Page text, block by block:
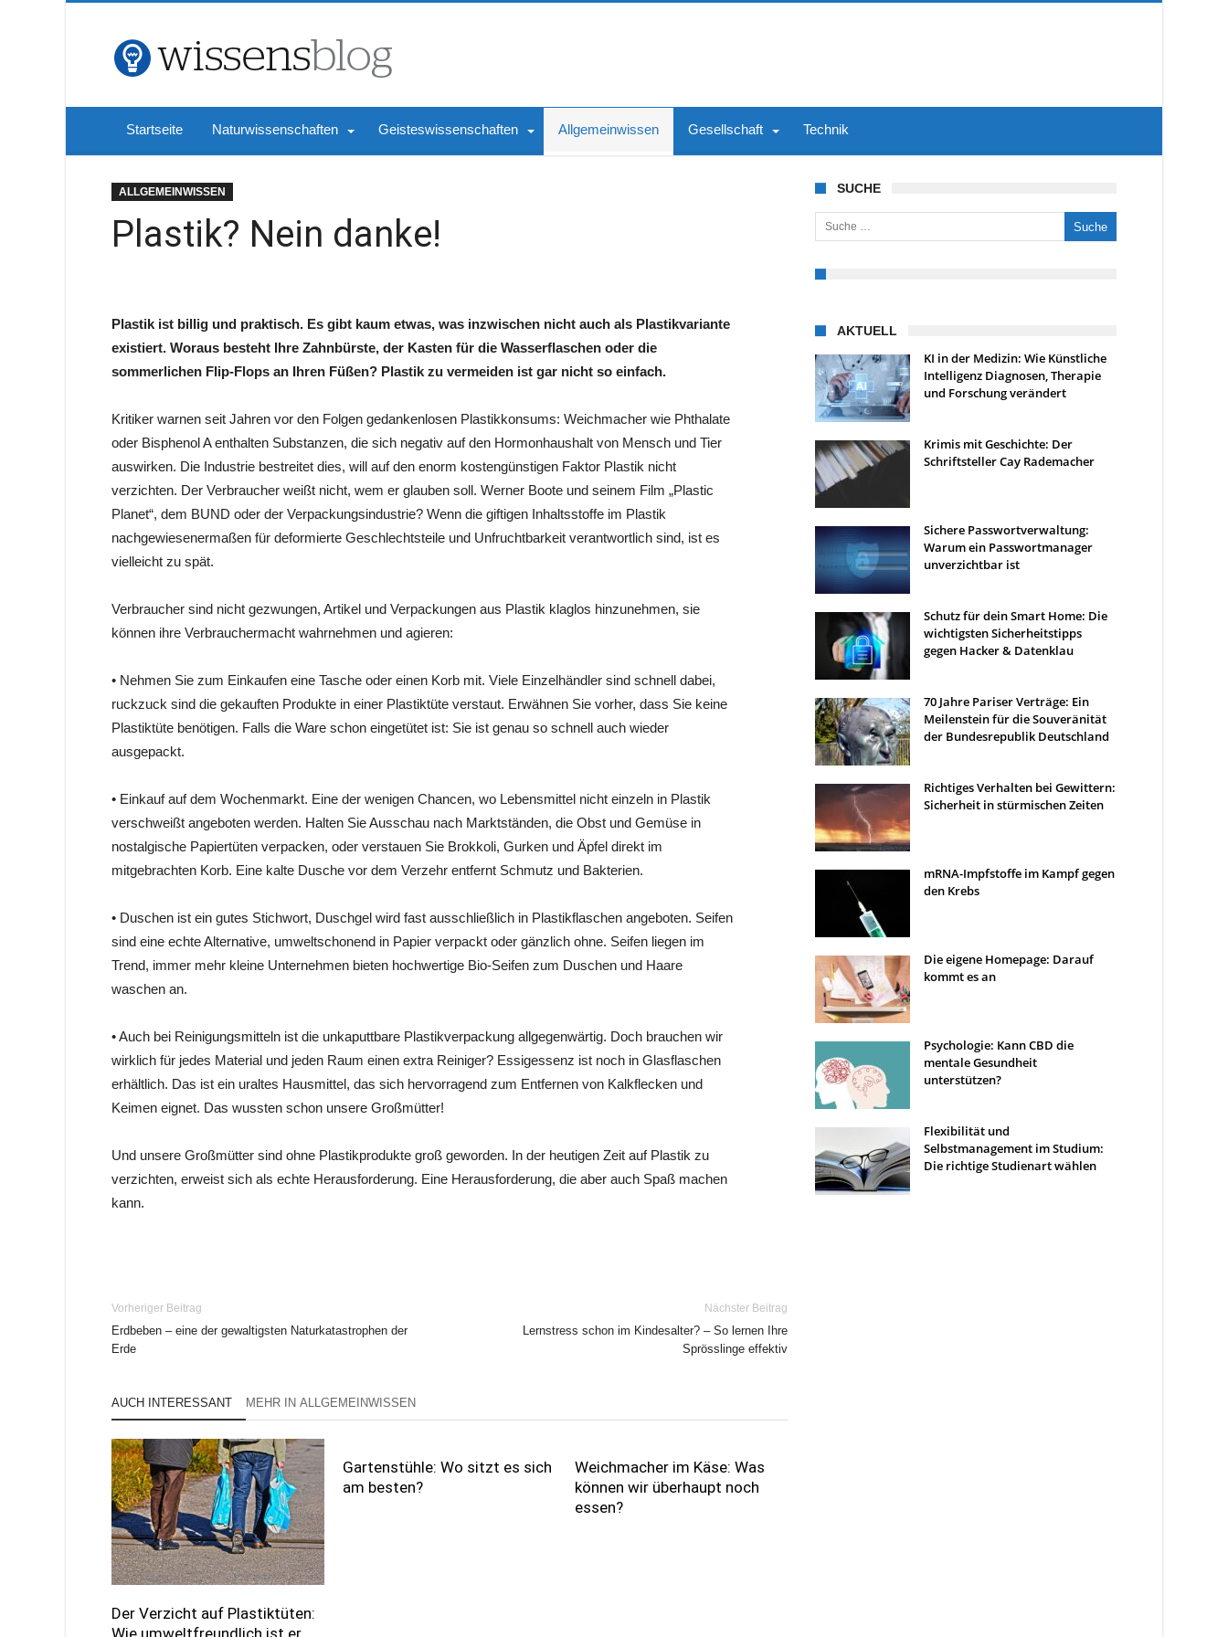
Startseite Naturwissenschaften Geisteswissenschaften Allgemeinwissen Gesellschaft Technik
ALLGEMEINWISSEN
Plastik? Nein danke!
Plastik ist billig und praktisch. Es gibt kaum etwas, was inzwischen nicht auch als Plastikvariante
existiert. Woraus besteht Ihre Zahnbürste, der Kasten für die Wasserflaschen oder die
sommerlichen Flip-Flops an Ihren Füßen? Plastik zu vermeiden ist gar nicht so einfach.
Kritiker warnen seit Jahren vor den Folgen gedankenlosen Plastikkonsums: Weichmacher wie Phthalate
oder Bisphenol A enthalten Substanzen, die sich negativ auf den Hormonhaushalt von Mensch und Tier
auswirken. Die Industrie bestreitet dies, will auf den enorm kostengünstigen Faktor Plastik nicht
verzichten. Der Verbraucher weißt nicht, wem er glauben soll. Werner Boote und seinem Film „Plastic
Planet“, dem BUND oder der Verpackungsindustrie? Wenn die giftigen Inhaltsstoffe im Plastik
nachgewiesenermaßen für deformierte Geschlechtsteile und Unfruchtbarkeit verantwortlich sind, ist es
vielleicht zu spät.
Verbraucher sind nicht gezwungen, Artikel und Verpackungen aus Plastik klaglos hinzunehmen, sie
können ihre Verbrauchermacht wahrnehmen und agieren:
• Nehmen Sie zum Einkaufen eine Tasche oder einen Korb mit. Viele Einzelhändler sind schnell dabei,
ruckzuck sind die gekauften Produkte in einer Plastiktüte verstaut. Erwähnen Sie vorher, dass Sie keine
Plastiktüte benötigen. Falls die Ware schon eingetütet ist: Sie ist genau so schnell auch wieder
ausgepackt.
• Einkauf auf dem Wochenmarkt. Eine der wenigen Chancen, wo Lebensmittel nicht einzeln in Plastik
verschweißt angeboten werden. Halten Sie Ausschau nach Marktständen, die Obst und Gemüse in
nostalgische Papiertüten verpacken, oder verstauen Sie Brokkoli, Gurken und Äpfel direkt im
mitgebrachten Korb. Eine kalte Dusche vor dem Verzehr entfernt Schmutz und Bakterien.
• Duschen ist ein gutes Stichwort, Duschgel wird fast ausschließlich in Plastikflaschen angeboten. Seifen
sind eine echte Alternative, umweltschonend in Papier verpackt oder gänzlich ohne. Seifen liegen im
Trend, immer mehr kleine Unternehmen bieten hochwertige Bio-Seifen zum Duschen und Haare
waschen an.
• Auch bei Reinigungsmitteln ist die unkaputtbare Plastikverpackung allgegenwärtig. Doch brauchen wir
wirklich für jedes Material und jeden Raum einen extra Reiniger? Essigessenz ist noch in Glasflaschen
erhältlich. Das ist ein uraltes Hausmittel, das sich hervorragend zum Entfernen von Kalkflecken und
Keimen eignet. Das wussten schon unsere Großmütter!
Und unsere Großmütter sind ohne Plastikprodukte groß geworden. In der heutigen Zeit auf Plastik zu
verzichten, erweist sich als echte Herausforderung. Eine Herausforderung, die aber auch Spaß machen
kann.
Vorheriger Beitrag
Erdbeben – eine der gewaltigsten Naturkatastrophen der
Erde
Nächster Beitrag
Lernstress schon im Kindesalter? – So lernen Ihre
Sprösslinge effektiv
AUCH INTERESSANT MEHR IN ALLGEMEINWISSEN
Der Verzicht auf Plastiktüten:
Gartenstühle: Wo sitzt es sich
am besten?
Weichmacher im Käse: Was
können wir überhaupt noch
essen?
SUCHE
Suche nach:
AKTUELL
KI in der Medizin: Wie Künstliche
Intelligenz Diagnosen, Therapie
und Forschung verändert
Krimis mit Geschichte: Der
Schriftsteller Cay Rademacher
Sichere Passwortverwaltung:
Warum ein Passwortmanager
unverzichtbar ist
Schutz für dein Smart Home: Die
wichtigsten Sicherheitstipps
gegen Hacker & Datenklau
70 Jahre Pariser Verträge: Ein
Meilenstein für die Souveränität
der Bundesrepublik Deutschland
Richtiges Verhalten bei Gewittern:
Sicherheit in stürmischen Zeiten
mRNA-Impfstoffe im Kampf gegen
den Krebs
Die eigene Homepage: Darauf
kommt es an
Psychologie: Kann CBD die
mentale Gesundheit
unterstützen?
Flexibilität und
Selbstmanagement im Studium:
Die richtige Studienart wählen